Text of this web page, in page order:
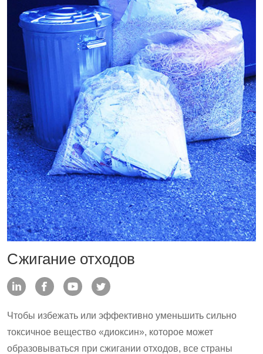
Сжигание отходов
Чтобы избежать или эффективно уменьшить сильно
токсичное вещество «диоксин», которое может
образовываться при сжигании отходов, все страны